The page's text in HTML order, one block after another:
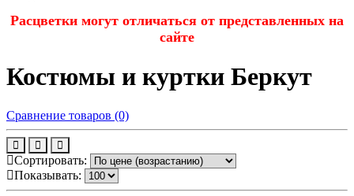
Расцветки могут отличаться от представленных на
сайте
Костюмы и куртки Беркут
Сравнение товаров (0)
Сортировать:
Показывать: